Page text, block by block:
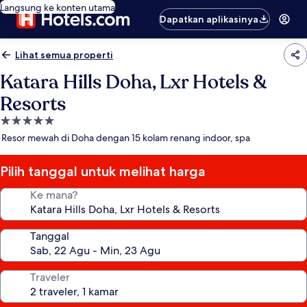
Langsung ke konten utama
Dapatkan aplikasinya
Lihat semua properti
Katara Hills Doha, Lxr Hotels &
Resorts
Properti
bintang
Resor mewah di Doha dengan 15 kolam renang indoor, spa
Pilih tanggal untuk melihat harga
Ke mana?
Tanggal
Traveler